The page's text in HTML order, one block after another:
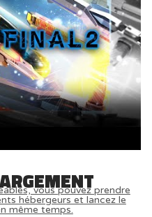
vous pouvez prendre
hébergeurs et lancez le
même temps.